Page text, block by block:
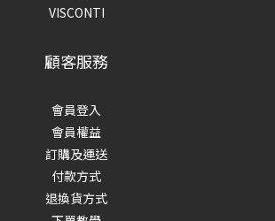
VISCONTI
顧客服務
會員登入
會員權益
訂購及運送
付款方式
退換貨方式